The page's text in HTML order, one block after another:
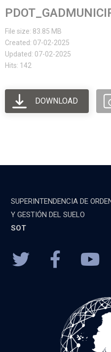
File size: 83.85 MB
Created: 07-02-2025
Updated: 07-02-2025
Hits: 142
DOWNLOAD
SUPERINTENDENCIA DE
Y GESTIÓN DEL SUELO
SOT